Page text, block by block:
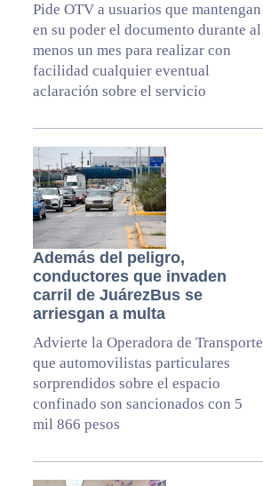
Pide OTV a usuarios que mantengan
en su poder el documento durante al
menos un mes para realizar con
facilidad cualquier eventual
aclaración sobre el servicio
Además del peligro,
conductores que invaden
carril de JuárezBus se
arriesgan a multa
Advierte la Operadora de Transporte
que automovilistas particulares
sorprendidos sobre el espacio
confinado son sancionados con 5
mil 866 pesos